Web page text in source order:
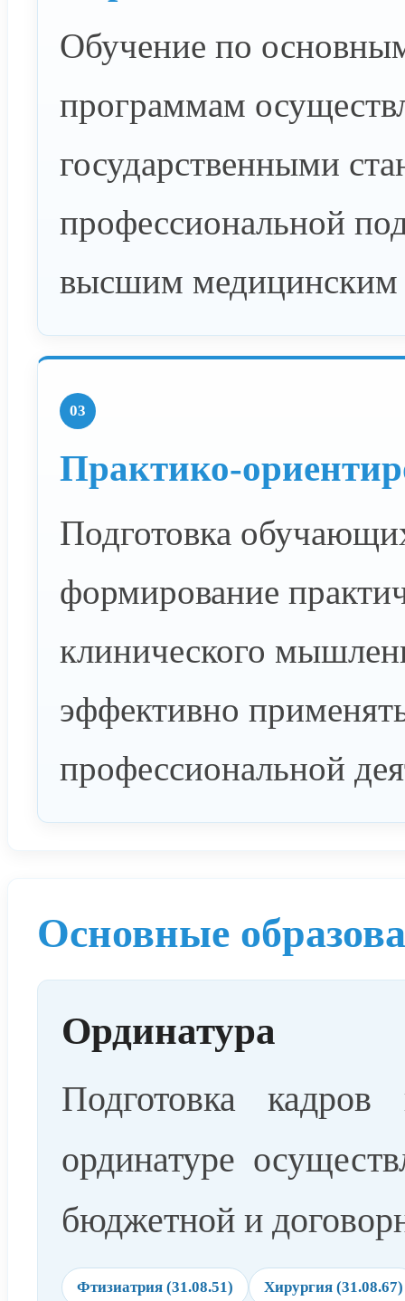
Обучение по
программам
государственными
профессиональной
высшим медицинским
03
Практико-
Подготовка
формирование
клинического
эффективно
профессиональной
Основные
Ординатура
Подготовка
ординатуре
бюджетной и
Фтизиатрия (31.08.51) Хирургия (31.08.67)